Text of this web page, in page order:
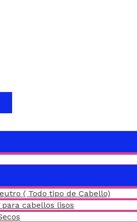
( Todo tipo de Cabello)
cabellos lisos